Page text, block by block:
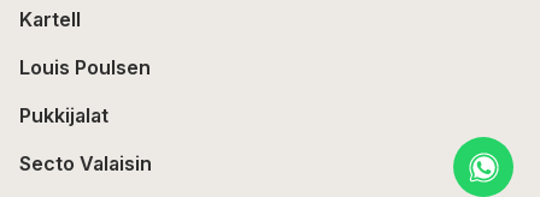
Kartell
Louis Poulsen
Pukkijalat
Secto Valaisin